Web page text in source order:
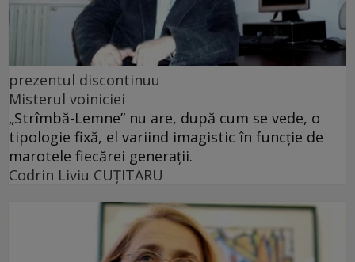
prezentul discontinuu
Misterul voiniciei
„Strîmbă-Lemne” nu are, după cum se vede, o
tipologie fixă, el variind imagistic în funcţie de
marotele fiecărei generaţii.
Codrin Liviu CUŢITARU